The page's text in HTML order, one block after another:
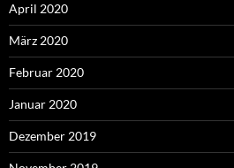
April 2020
März 2020
Februar 2020
Januar 2020
Dezember 2019